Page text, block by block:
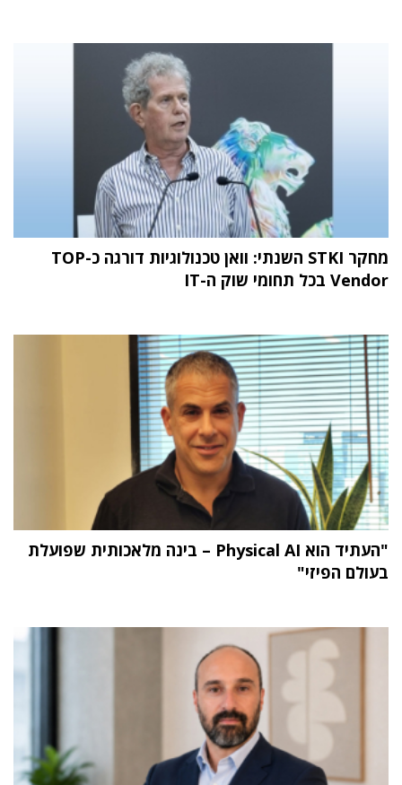
מחקר STKI השנתי: וואן טכנולוגיות דורגה כ-TOP
Vendor בכל תחומי שוק ה-IT
"העתיד הוא Physical AI – בינה מלאכותית שפועלת
בעולם הפיזי"